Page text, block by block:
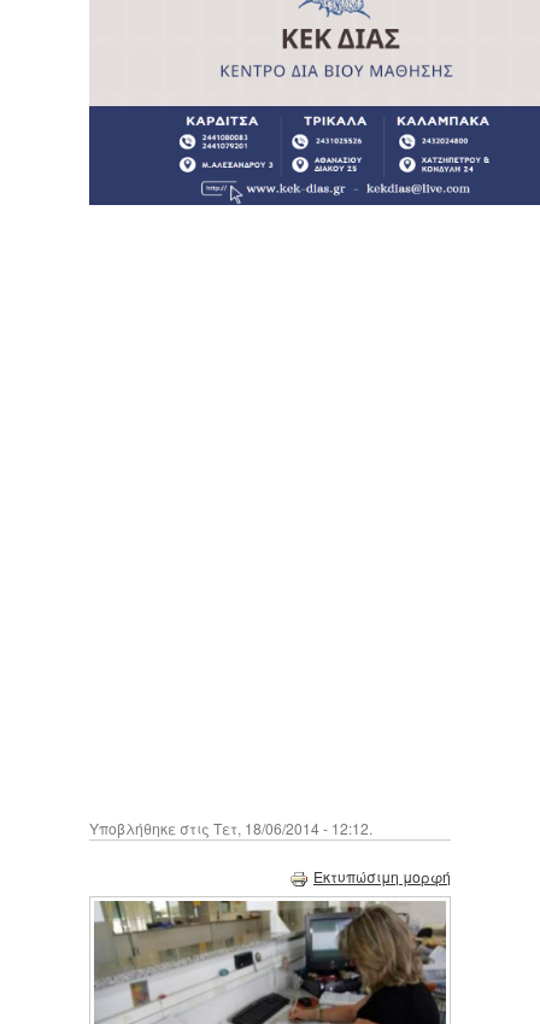
Υποβλήθηκε στις Τετ, 18/06/2014 - 12:12.
Εκτυπώσιμη μορφή